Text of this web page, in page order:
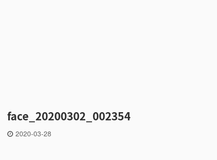
face_20200302_002354
2020-03-28